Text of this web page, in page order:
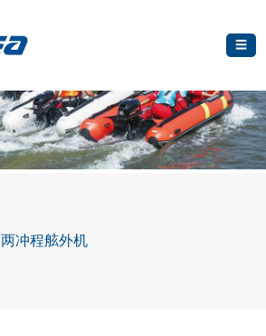
☰
两冲程舷外机